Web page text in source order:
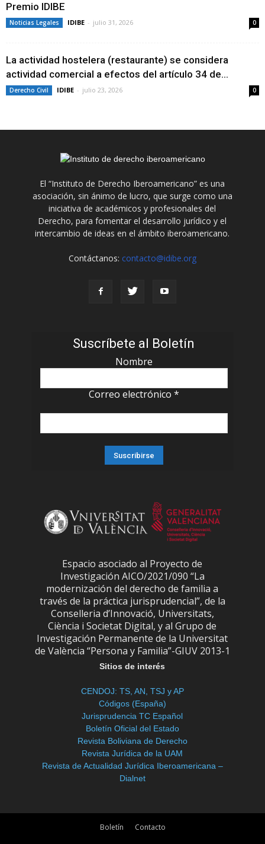
Premio IDIBE
Noticias Legales IDIBE - julio 31, 2026 0
La actividad hostelera (restaurante) se considera
actividad comercial a efectos del artículo 34 de...
Derecho Civil IDIBE - julio 23, 2026 0
El “Instituto de Derecho Iberoamericano” es una
asociación, sin ánimo de lucro, que surge como una
iniciativa de académicos y profesionales del
Derecho, para fomentar el desarrollo jurídico y el
intercambio de ideas en el ámbito iberoamericano.
Contáctanos: contacto@idibe.org
Suscríbete al Boletín
Nombre
Correo electrónico *
Espacio asociado al Proyecto de
Investigación AICO/2021/090 “La
modernización del derecho de familia a
través de la práctica jurisprudencial”, de la
Conselleria d’Innovació, Universitats,
Ciència i Societat Digital, y al Grupo de
Investigación Permanente de la Universitat
de València “Persona y Familia”-GIUV 2013-1
Sitios de interés
CENDOJ: TS, AN, TSJ y AP
Códigos (España)
Jurisprudencia TC Español
Boletín Oficial del Estado
Revista Boliviana de Derecho
Revista Jurídica de la UAM
Revista de Actualidad Jurídica Iberoamericana –
Dialnet
Boletín Contacto